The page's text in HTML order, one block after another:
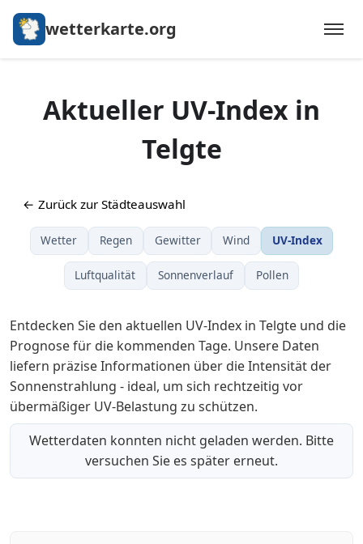
wetterkarte.org
Aktueller UV-Index in
Telgte
← Zurück zur Städteauswahl
Wetter Regen Gewitter Wind UV-Index
Luftqualität Sonnenverlauf Pollen
Entdecken Sie den aktuellen UV-Index in Telgte und die
Prognose für die kommenden Tage. Unsere Daten
liefern präzise Informationen über die Intensität der
Sonnenstrahlung - ideal, um sich rechtzeitig vor
übermäßiger UV-Belastung zu schützen.
Wetterdaten konnten nicht geladen werden. Bitte
versuchen Sie es später erneut.